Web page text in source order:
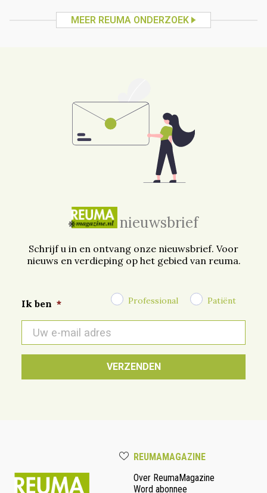
MEER REUMA ONDERZOEK
nieuwsbrief
Schrijf u in en ontvang onze nieuwsbrief. Voor
nieuws en verdieping op het gebied van reuma.
Ik ben * Professional Patiënt
mail
*
REUMAMAGAZINE
Over ReumaMagazine
Word abonnee